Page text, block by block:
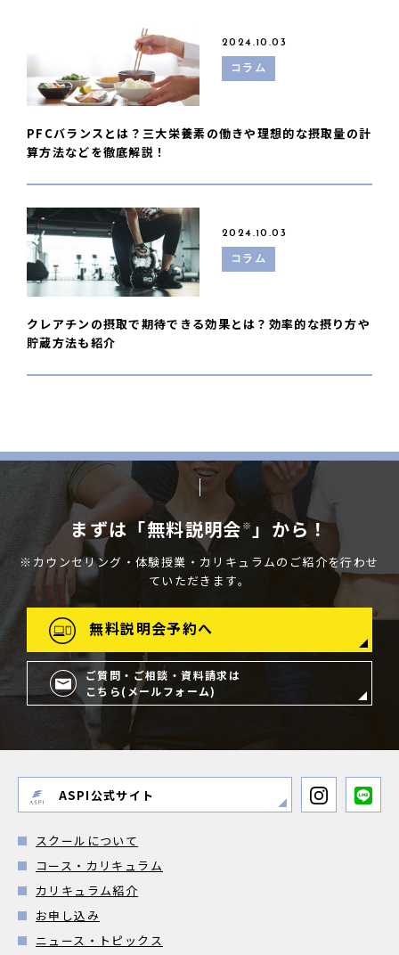
2024.10.03
コラム
PFCバランスとは？三大栄養素の働きや理想的な摂取量の計
算方法などを徹底解説！
2024.10.03
コラム
クレアチンの摂取で期待できる効果とは？効率的な摂り方や
貯蔵方法も紹介
まずは「無料説明会 ※ 」から！
※カウンセリング・体験授業・カリキュラムのご紹介を行わせ
ていただきます。
無料説明会予約へ
ご質問・ご相談・資料請求は
こちら(メールフォーム)
ASPI公式サイト
スクールについて
コース・カリキュラム
カリキュラム紹介
お申し込み
ニュース・トピックス